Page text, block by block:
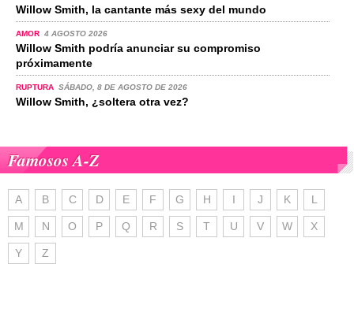
Willow Smith, la cantante más sexy del mundo
AMOR 4 AGOSTO 2026
Willow Smith podría anunciar su compromiso
próximamente
RUPTURA SÁBADO, 8 DE AGOSTO DE 2026
Willow Smith, ¿soltera otra vez?
Famosos A-Z
A B C D E F G H I J K L
M N O P Q R S T U V W X
Y Z